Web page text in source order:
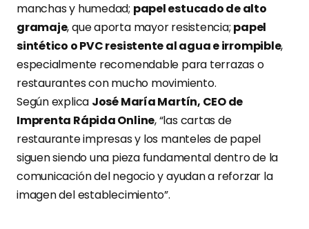
manchas y humedad; papel estucado de alto
gramaje, que aporta mayor resistencia; papel
sintético o PVC resistente al agua e irrompible,
especialmente recomendable para terrazas o
restaurantes con mucho movimiento.
Según explica José María Martín, CEO de
Imprenta Rápida Online, “las cartas de
restaurante impresas y los manteles de papel
siguen siendo una pieza fundamental dentro de la
comunicación del negocio y ayudan a reforzar la
imagen del establecimiento”.